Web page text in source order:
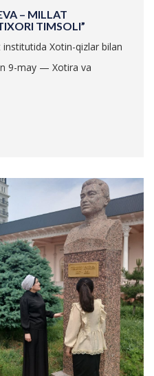
– MILLAT
TIMSOLI”
Xotin-qizlar bilan
9-may — Xotira va